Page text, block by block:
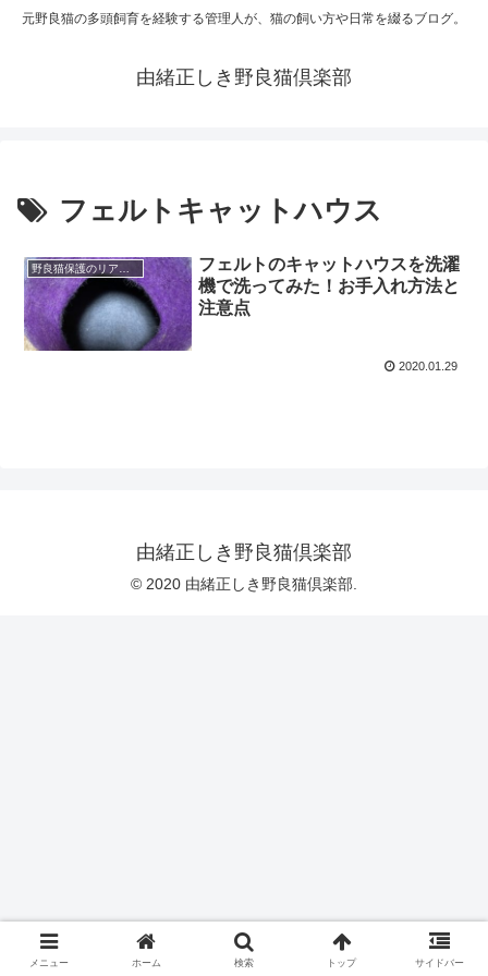
元野良猫の多頭飼育を経験する管理人が、猫の飼い方や日常を綴るブログ。
由緒正しき野良猫倶楽部
フェルトキャットハウス
フェルトのキャットハウスを洗濯
機で洗ってみた！お手入れ方法と
注意点
2020.01.29
由緒正しき野良猫倶楽部
© 2020 由緒正しき野良猫倶楽部.
メニュー ホーム 検索 トップ サイドバー